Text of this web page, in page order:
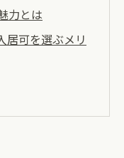
力とは
居可を選ぶメリ
スムーズに始